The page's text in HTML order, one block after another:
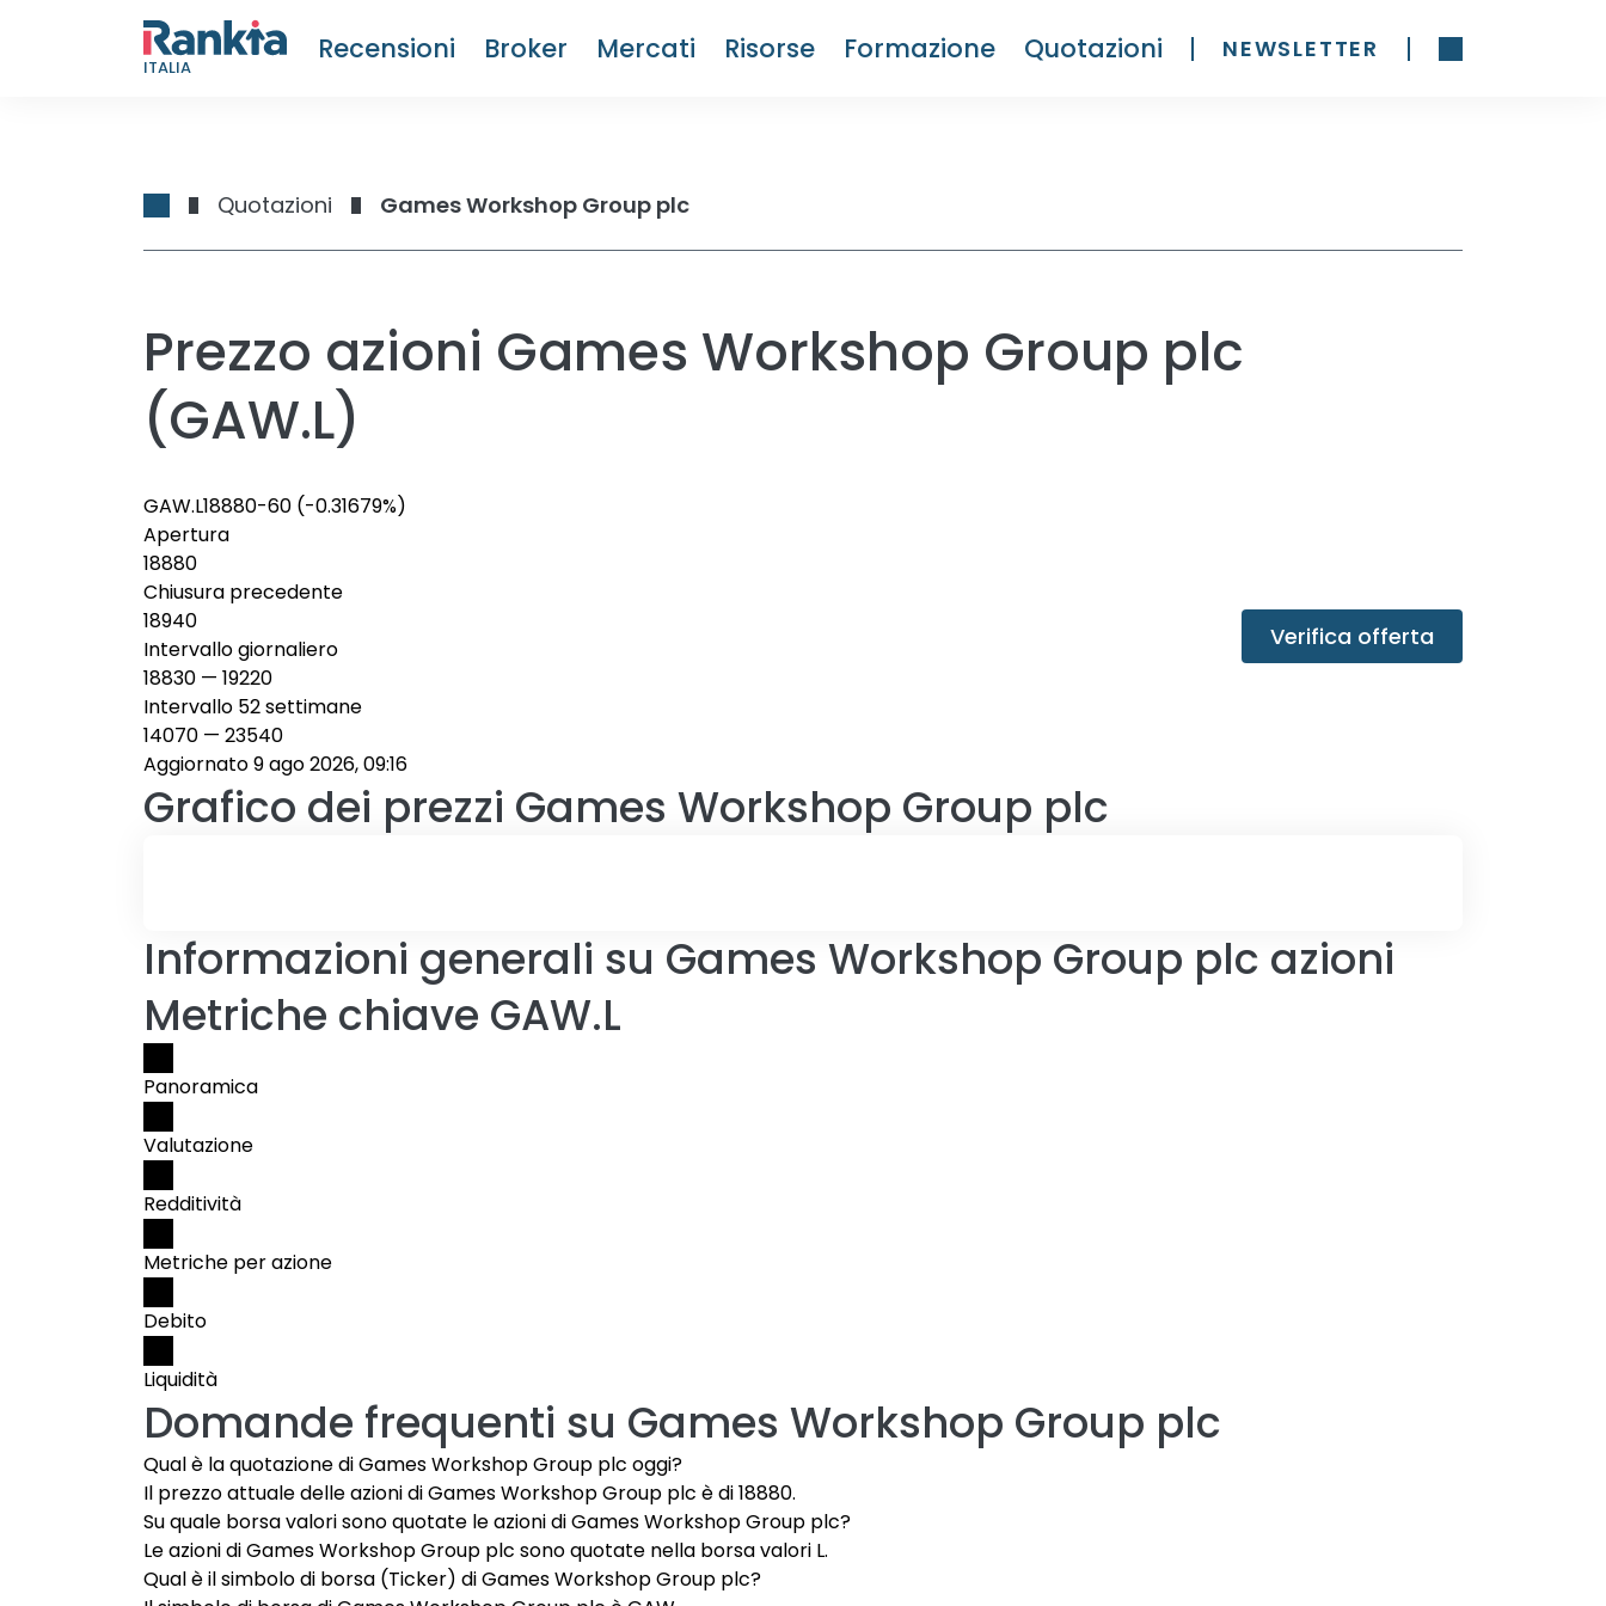
ITALIA
Recensioni Broker Mercati Risorse Formazione Quotazioni NEWSLETTER
Quotazioni Games Workshop Group plc
Prezzo azioni Games Workshop Group plc
(GAW.L)
GAW.L18880-60 (-0.31679%)
Apertura
18880
Chiusura precedente
18940
Intervallo giornaliero
18830 — 19220
Intervallo 52 settimane
14070 — 23540
Aggiornato 9 ago 2026, 09:16
Verifica offerta
Grafico dei prezzi Games Workshop Group plc
Informazioni generali su Games Workshop Group plc azioni
Metriche chiave GAW.L
Panoramica
Valutazione
Redditività
Metriche per azione
Debito
Liquidità
Domande frequenti su Games Workshop Group plc
Qual è la quotazione di Games Workshop Group plc oggi?
Il prezzo attuale delle azioni di Games Workshop Group plc è di 18880.
Su quale borsa valori sono quotate le azioni di Games Workshop Group plc?
Le azioni di Games Workshop Group plc sono quotate nella borsa valori L.
Qual è il simbolo di borsa (Ticker) di Games Workshop Group plc?